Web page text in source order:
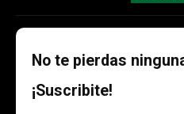
No te pierdas
¡Suscribite!